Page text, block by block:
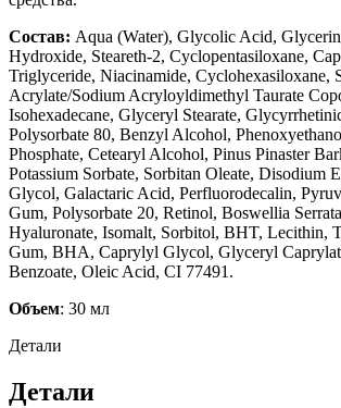
Состав: Aqua (Water), Glycolic Acid,
Hydroxide, Steareth-2, Cyclopentasiloxane,
Triglyceride, Niacinamide, Cyclohexasiloxane,
Acrylate/Sodium Acryloyldimethyl Taurate
Isohexadecane, Glyceryl Stearate,
Polysorbate 80, Benzyl Alcohol,
Phosphate, Cetearyl Alcohol, Pinus Pinaster
Potassium Sorbate, Sorbitan Oleate, Disodium
Glycol, Galactaric Acid, Perfluorodecalin,
Gum, Polysorbate 20, Retinol, Boswellia
Hyaluronate, Isomalt, Sorbitol, BHT, Lecithin,
Gum, BHA, Caprylyl Glycol, Glyceryl
Benzoate, Oleic Acid, CI 77491.
Объем: 30 мл
Детали
Детали